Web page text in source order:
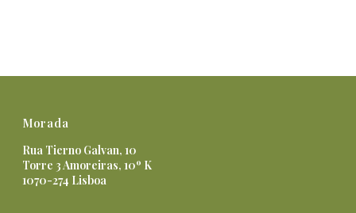
Morada
Rua Tierno Galvan, 10
Torre 3 Amoreiras, 10º K
1070-274 Lisboa